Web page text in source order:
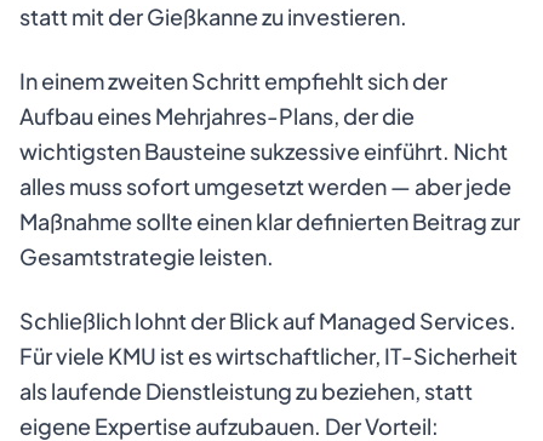
statt mit der Gießkanne zu investieren.
In einem zweiten Schritt empfiehlt sich der
Aufbau eines Mehrjahres-Plans, der die
wichtigsten Bausteine sukzessive einführt. Nicht
alles muss sofort umgesetzt werden — aber jede
Maßnahme sollte einen klar definierten Beitrag zur
Gesamtstrategie leisten.
Schließlich lohnt der Blick auf Managed Services.
Für viele KMU ist es wirtschaftlicher, IT-Sicherheit
als laufende Dienstleistung zu beziehen, statt
eigene Expertise aufzubauen. Der Vorteil: